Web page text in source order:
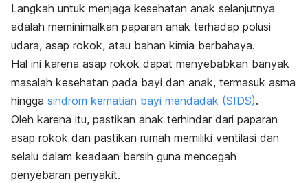
Langkah untuk menjaga kesehatan anak selanjutnya
adalah meminimalkan paparan anak terhadap polusi
udara, asap rokok, atau bahan kimia berbahaya.
Hal ini karena asap rokok dapat menyebabkan banyak
masalah kesehatan pada bayi dan anak, termasuk asma
hingga sindrom kematian bayi mendadak (SIDS).
Oleh karena itu, pastikan anak terhindar dari paparan
asap rokok dan pastikan rumah memiliki ventilasi dan
selalu dalam keadaan bersih guna mencegah
penyebaran penyakit.